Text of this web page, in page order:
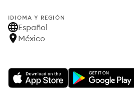
IDIOMA Y REGIÓN
Español
México